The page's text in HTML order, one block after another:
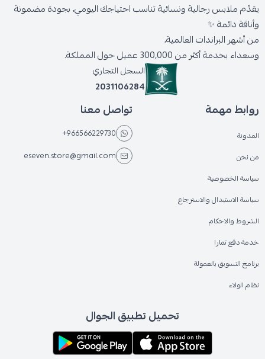
يقدّم ملابس رجالية ونسائية تناسب احتياجك اليومي، بجودة مضمونة
وأناقة دائمة ✨
من أشهر البراندات العالمية،
وسعداء بخدمة أكثر من 300,000 عميل حول المملكة.
السجل التجاري
2031106284
روابط مهمة
المدونة
من نحن
سياسة الخصوصية
سياسة الاستبدال والاسترجاع
الشروط والاحكام
خدمة دفع تمارا
برنامج التسويق بالعمولة
نظام الولاء
تواصل معنا
+966566229730
eseven.store@gmail.com
تحميل تطبيق الجوال